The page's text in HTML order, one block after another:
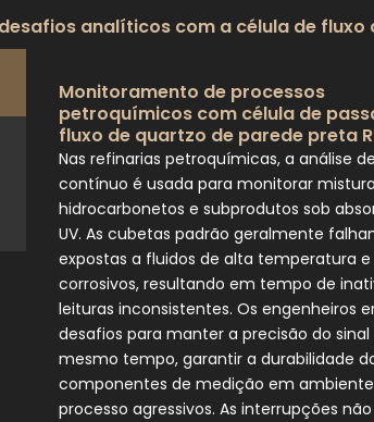
desafios analíticos com a célula de
Monitoramento de processos
petroquímicos com célula de
fluxo de quartzo de parede preta
Nas refinarias petroquímicas, a análise
contínuo é usada para monitorar
hidrocarbonetos e subprodutos sob
UV. As cubetas padrão geralmente
expostas a fluidos de alta temperatura e
corrosivos, resultando em tempo de
leituras inconsistentes. Os engenheiros
desafios para manter a precisão do sinal
mesmo tempo, garantir a durabilidade
componentes de medição em
processo agressivos. As interrupções